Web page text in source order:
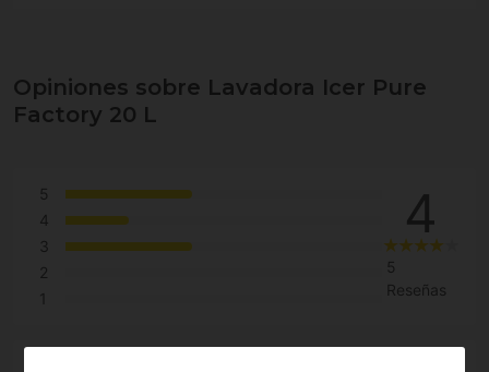
Opiniones sobre Lavadora Icer Pure
Factory 20 L
5
4
3
2
1
4
5
Reseñas